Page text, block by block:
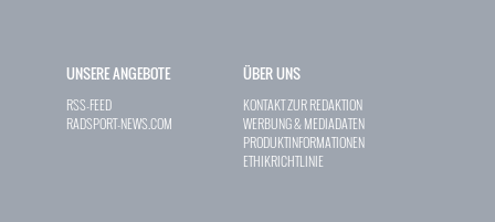
UNSERE ANGEBOTE
RSS-FEED
RADSPORT-NEWS.COM
ÜBER UNS
KONTAKT ZUR REDAKTION
WERBUNG & MEDIADATEN
PRODUKTINFORMATIONEN
ETHIKRICHTLINIE